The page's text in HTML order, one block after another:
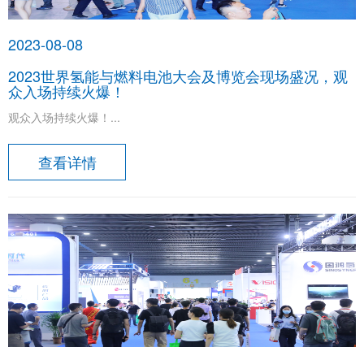
2023-08-08
​2023世界氢能与燃料电池大会及博览会现场盛况，观
众入场持续火爆！
观众入场持续火爆！...
查看详情